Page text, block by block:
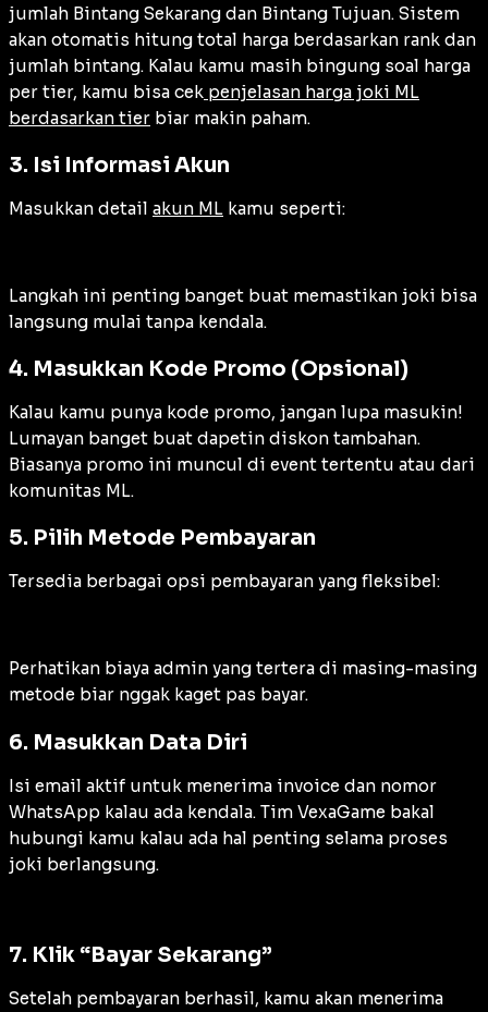
jumlah Bintang Sekarang dan Bintang Tujuan. Sistem
akan otomatis hitung total harga berdasarkan rank dan
jumlah bintang. Kalau kamu masih bingung soal harga
per tier, kamu bisa cek penjelasan harga joki ML
berdasarkan tier biar makin paham.
3. Isi Informasi Akun
Masukkan detail akun ML kamu seperti:
Langkah ini penting banget buat memastikan joki bisa
langsung mulai tanpa kendala.
4. Masukkan Kode Promo (Opsional)
Kalau kamu punya kode promo, jangan lupa masukin!
Lumayan banget buat dapetin diskon tambahan.
Biasanya promo ini muncul di event tertentu atau dari
komunitas ML.
5. Pilih Metode Pembayaran
Tersedia berbagai opsi pembayaran yang fleksibel:
Perhatikan biaya admin yang tertera di masing-masing
metode biar nggak kaget pas bayar.
6. Masukkan Data Diri
Isi email aktif untuk menerima invoice dan nomor
WhatsApp kalau ada kendala. Tim VexaGame bakal
hubungi kamu kalau ada hal penting selama proses
joki berlangsung.
7. Klik “Bayar Sekarang”
Setelah pembayaran berhasil, kamu akan menerima